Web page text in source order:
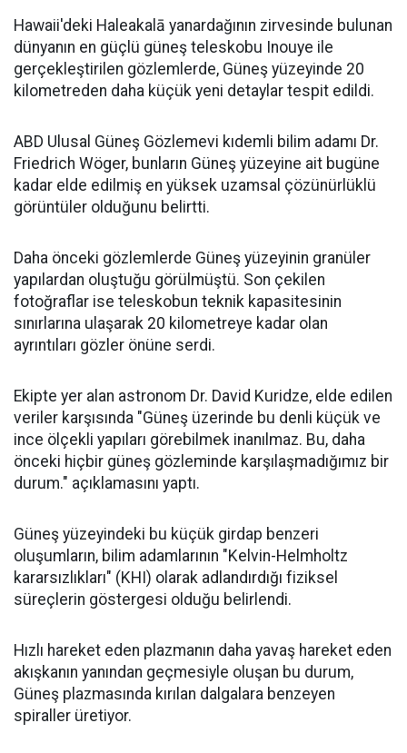
Hawaii'deki Haleakalā yanardağının zirvesinde bulunan
dünyanın en güçlü güneş teleskobu Inouye ile
gerçekleştirilen gözlemlerde, Güneş yüzeyinde 20
kilometreden daha küçük yeni detaylar tespit edildi.
ABD Ulusal Güneş Gözlemevi kıdemli bilim adamı Dr.
Friedrich Wöger, bunların Güneş yüzeyine ait bugüne
kadar elde edilmiş en yüksek uzamsal çözünürlüklü
görüntüler olduğunu belirtti.
Daha önceki gözlemlerde Güneş yüzeyinin granüler
yapılardan oluştuğu görülmüştü. Son çekilen
fotoğraflar ise teleskobun teknik kapasitesinin
sınırlarına ulaşarak 20 kilometreye kadar olan
ayrıntıları gözler önüne serdi.
Ekipte yer alan astronom Dr. David Kuridze, elde edilen
veriler karşısında "Güneş üzerinde bu denli küçük ve
ince ölçekli yapıları görebilmek inanılmaz. Bu, daha
önceki hiçbir güneş gözleminde karşılaşmadığımız bir
durum." açıklamasını yaptı.
Güneş yüzeyindeki bu küçük girdap benzeri
oluşumların, bilim adamlarının "Kelvin-Helmholtz
kararsızlıkları" (KHI) olarak adlandırdığı fiziksel
süreçlerin göstergesi olduğu belirlendi.
Hızlı hareket eden plazmanın daha yavaş hareket eden
akışkanın yanından geçmesiyle oluşan bu durum,
Güneş plazmasında kırılan dalgalara benzeyen
spiraller üretiyor.